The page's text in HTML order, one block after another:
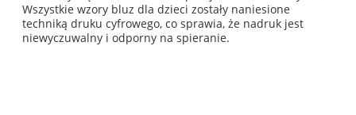
Wszystkie wzory bluz dla dzieci zostały naniesione
techniką druku cyfrowego, co sprawia, że nadruk jest
niewyczuwalny i odporny na spieranie.